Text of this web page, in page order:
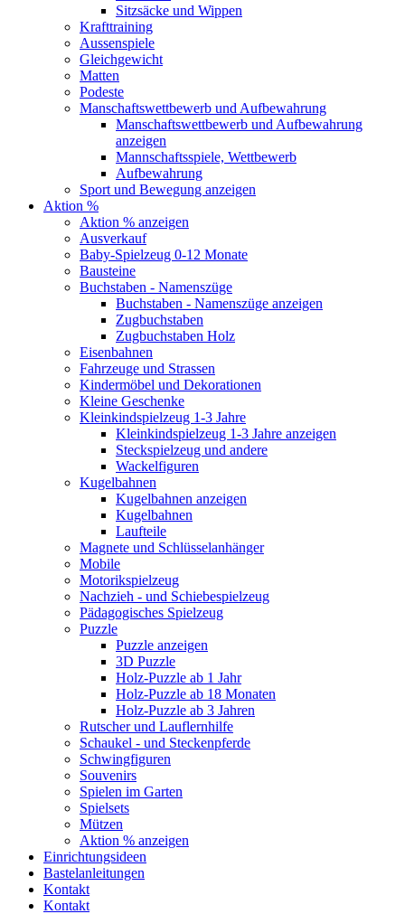
Sitzsäcke und Wippen
Krafttraining
Aussenspiele
Gleichgewicht
Matten
Podeste
Manschaftswettbewerb und Aufbewahrung
Manschaftswettbewerb und Aufbewahrung
anzeigen
Mannschaftsspiele, Wettbewerb
Aufbewahrung
Sport und Bewegung anzeigen
Aktion %
Aktion % anzeigen
Ausverkauf
Baby-Spielzeug 0-12 Monate
Bausteine
Buchstaben - Namenszüge
Buchstaben - Namenszüge anzeigen
Zugbuchstaben
Zugbuchstaben Holz
Eisenbahnen
Fahrzeuge und Strassen
Kindermöbel und Dekorationen
Kleine Geschenke
Kleinkindspielzeug 1-3 Jahre
Kleinkindspielzeug 1-3 Jahre anzeigen
Steckspielzeug und andere
Wackelfiguren
Kugelbahnen
Kugelbahnen anzeigen
Kugelbahnen
Laufteile
Magnete und Schlüsselanhänger
Mobile
Motorikspielzeug
Nachzieh - und Schiebespielzeug
Pädagogisches Spielzeug
Puzzle
Puzzle anzeigen
3D Puzzle
Holz-Puzzle ab 1 Jahr
Holz-Puzzle ab 18 Monaten
Holz-Puzzle ab 3 Jahren
Rutscher und Lauflernhilfe
Schaukel - und Steckenpferde
Schwingfiguren
Souvenirs
Spielen im Garten
Spielsets
Mützen
Aktion % anzeigen
Einrichtungsideen
Bastelanleitungen
Kontakt
Kontakt